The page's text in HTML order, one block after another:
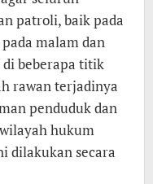
patroli, baik pada
malam dan
beberapa titik
rawan terjadinya
penduduk dan
hukum
dilakukan secara